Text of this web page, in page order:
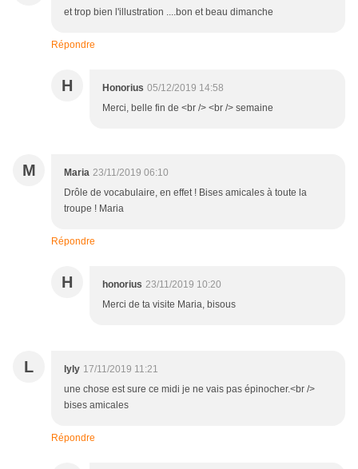
et trop bien l'illustration ....bon et beau dimanche
Répondre
H Honorius 05/12/2019 14:58
Merci, belle fin de <br /> <br /> semaine
M Maria 23/11/2019 06:10
Drôle de vocabulaire, en effet ! Bises amicales à toute la
troupe ! Maria
Répondre
H honorius 23/11/2019 10:20
Merci de ta visite Maria, bisous
L lyly 17/11/2019 11:21
une chose est sure ce midi je ne vais pas épinocher.<br />
bises amicales
Répondre